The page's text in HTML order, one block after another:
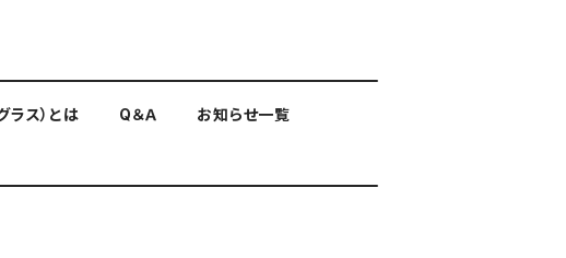
ラス）とは Q＆Ａ お知らせ一覧